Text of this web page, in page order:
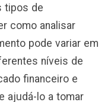
tipos de
como analisar
pode variar em
níveis de
financeiro e
ajudá-lo a tomar